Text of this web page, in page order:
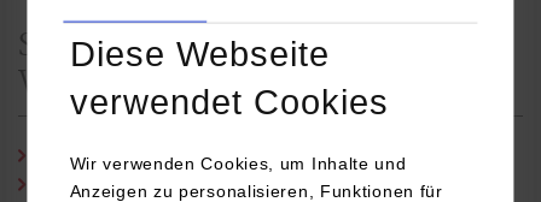
Diese Webseite
verwendet Cookies
Wir verwenden Cookies, um Inhalte und
Anzeigen zu personalisieren, Funktionen für
Studienverlauf – Termine der
Vorlesungs- und Prüfungsphasen
Studienjahrgang 2026 (PDF)
Studienjahrgang 2025 (PDF)